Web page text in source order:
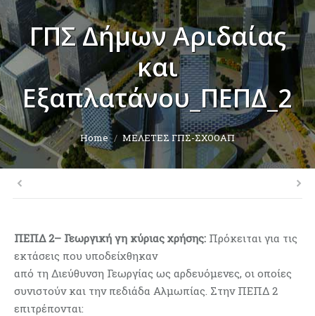
ΓΠΣ Δήμων Αριδαίας
και
Εξαπλατάνου_ΠΕΠΔ_2
You are here:
Home ΜΕΛΕΤΕΣ ΓΠΣ-ΣΧΟΟΑΠ
ΠΕΠΔ 2– Γεωργική γη κύριας χρήσης: Πρόκειται για τις
εκτάσεις που υποδείχθηκαν
από τη Διεύθυνση Γεωργίας ως αρδευόμενες, οι οποίες
συνιστούν και την πεδιάδα Αλμωπίας. Στην ΠΕΠΔ 2
επιτρέπονται: